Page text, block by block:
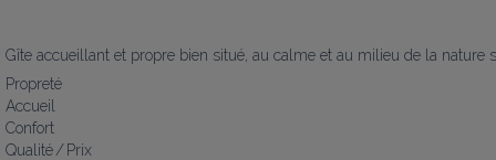
Gîte accueillant et propre bien situé, au calme et au milieu de la nature
Propreté
Accueil
Confort
Qualité / Prix